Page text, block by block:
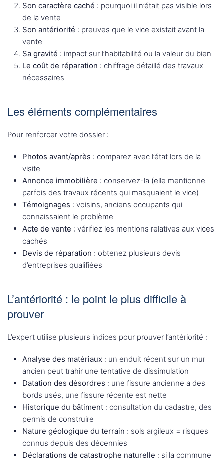
Son caractère caché : pourquoi il n’était pas visible lors
de la vente
Son antériorité : preuves que le vice existait avant la
vente
Sa gravité : impact sur l’habitabilité ou la valeur du bien
Le coût de réparation : chiffrage détaillé des travaux
nécessaires
Les éléments complémentaires
Pour renforcer votre dossier :
Photos avant/après : comparez avec l’état lors de la
visite
Annonce immobilière : conservez-la (elle mentionne
parfois des travaux récents qui masquaient le vice)
Témoignages : voisins, anciens occupants qui
connaissaient le problème
Acte de vente : vérifiez les mentions relatives aux vices
cachés
Devis de réparation : obtenez plusieurs devis
d’entreprises qualifiées
L’antériorité : le point le plus difficile à
prouver
L’expert utilise plusieurs indices pour prouver l’antériorité :
Analyse des matériaux : un enduit récent sur un mur
ancien peut trahir une tentative de dissimulation
Datation des désordres : une fissure ancienne a des
bords usés, une fissure récente est nette
Historique du bâtiment : consultation du cadastre, des
permis de construire
Nature géologique du terrain : sols argileux = risques
connus depuis des décennies
Déclarations de catastrophe naturelle : si la commune